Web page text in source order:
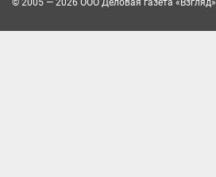
© 2005 — 2026 ООО Деловая газета «Взгляд»